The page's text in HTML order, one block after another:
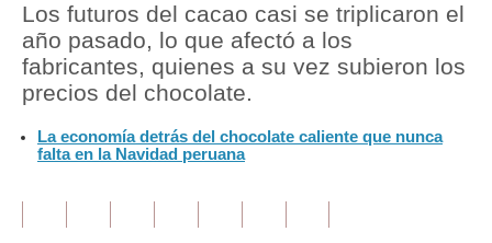
Finanzas Personales
Inmobiliarias
Plus G
Los futuros del cacao casi se triplicaron el
año pasado, lo que afectó a los
fabricantes, quienes a su vez subieron los
precios del chocolate.
La economía detrás del chocolate caliente que nunca
falta en la Navidad peruana